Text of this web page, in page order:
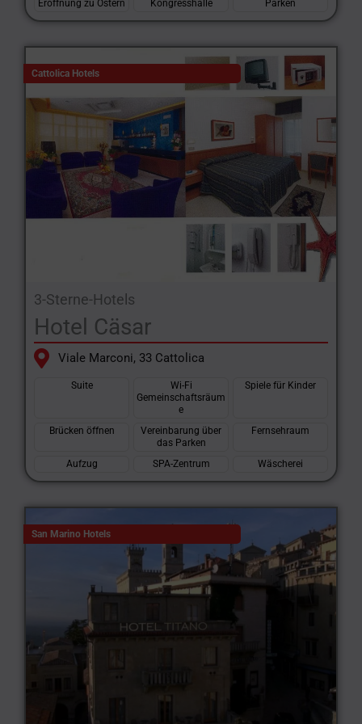
Eröffnung zu Ostern Kongresshalle Parken
Cattolica Hotels
3-Sterne-Hotels
Hotel Cäsar
Viale Marconi, 33 Cattolica
Suite
Wi-Fi
Gemeinschaftsräum
e
Spiele für Kinder
Brücken öffnen
Vereinbarung über
das Parken
Fernsehraum
Aufzug SPA-Zentrum Wäscherei
San Marino Hotels